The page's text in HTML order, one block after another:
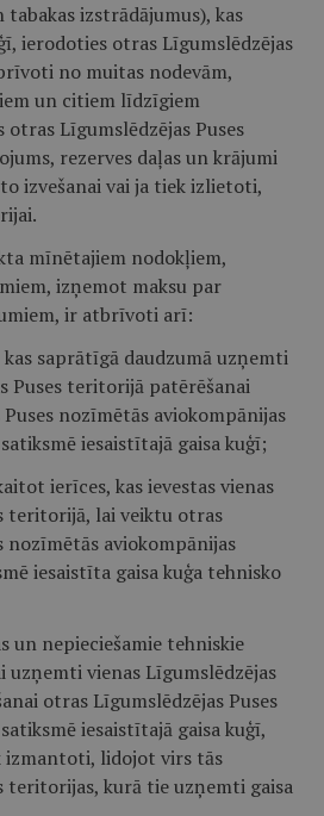
tabakas izstrādājumus), kas
ierodoties otras Līgumslēdzējas
no muitas nodevām,
un citiem līdzīgiem
Līgumslēdzējas Puses
rezerves daļas un krājumi
izvešanai vai ja tiek izlietoti,
mīnētajiem nodokļiem,
izņemot maksu par
ir atbrīvoti arī:
kas saprātīgā daudzumā uzņemti
Puses teritorijā patērēšanai
nozīmētās aviokompānijas
iesaistītajā gaisa kuģī;
ierīces, kas ievestas vienas
teritorijā, lai veiktu otras
nozīmētās aviokompānijas
iesaistīta gaisa kuģa tehnisko
un nepieciešamie tehniskie
uzņemti vienas Līgumslēdzējas
otras Līgumslēdzējas Puses
iesaistītajā gaisa kuģī,
izmantoti, lidojot virs tās
teritorijas, kurā tie uzņemti gaisa